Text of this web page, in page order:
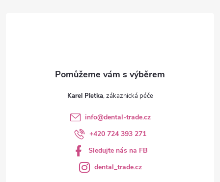
Karel Pletka
info@dental-trade.cz
+420 724 393 271
Sledujte nás na FB
dental_trade.cz